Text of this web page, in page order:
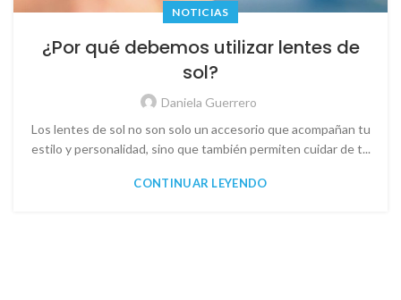
NOTICIAS
¿Por qué debemos utilizar lentes de
sol?
Daniela Guerrero
Los lentes de sol no son solo un accesorio que acompañan tu
estilo y personalidad, sino que también permiten cuidar de t...
CONTINUAR LEYENDO